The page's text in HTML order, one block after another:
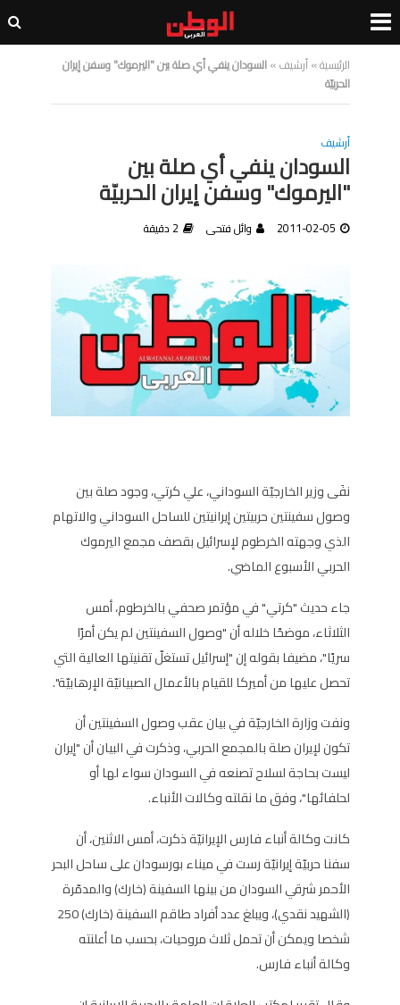
الرئيسية»أرشيف»السودان ينفي أي صلة بين "اليرموك" وسفن إيران
الحربيّة
أرشيف
السودان ينفي أي صلة بين
"اليرموك" وسفن إيران الحربيّة
2011-02-05 وائل فتحى 2 دقيقة
نفَى وزير الخارجيّة السوداني، علي كرتي، وجود صلة بين
وصول سفينتين حربيتين إيرانيتين للساحل السوداني والاتهام
الذي وجهته الخرطوم لإسرائيل بقصف مجمع اليرموك
الحربي الأسبوع الماضي.
جاء حديث "كرتي" في مؤتمر صحفي بالخرطوم، أمس
الثلاثاء، موضحًا خلاله أن "وصول السفينتين لم يكن أمرًا
سريًا"، مضيفا بقوله إن "إسرائيل تستغلّ تقنيتها العالية التي
تحصل عليها من أميركا للقيام بالأعمال الصبيانيّة الإرهابيّة".
ونفت وزارة الخارجيّة في بيان عقب وصول السفينتين أن
تكون لإيران صلة بالمجمع الحربي، وذكرت في البيان أن "إيران
ليست بحاجة لسلاح تصنعه في السودان سواء لها أو
لحلفائها"، وفق ما نقلته وكالات الأنباء.
كانت وكالة أنباء فارس الإيرانيّة ذكرت، أمس الاثنين، أن
سفنا حربيّة إيرانيّة رست في ميناء بورسودان على ساحل البحر
الأحمر شرقي السودان من بينها السفينة (خارك) والمدمّرة
(الشهيد نقدي)، ويبلغ عدد أفراد طاقم السفينة (خارك) 250
شخصا ويمكن أن تحمل ثلاث مروحيات، بحسب ما أعلنته
وكالة أنباء فارس.